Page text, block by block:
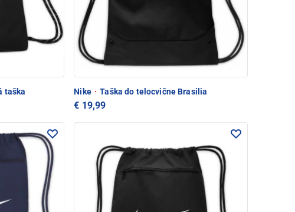
taška Nike · Taška do telocvične Brasilia
€ 19,99